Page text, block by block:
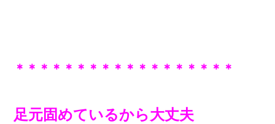
＊＊＊＊＊＊＊＊＊＊＊＊＊＊＊＊＊＊
足元固めているから大丈夫